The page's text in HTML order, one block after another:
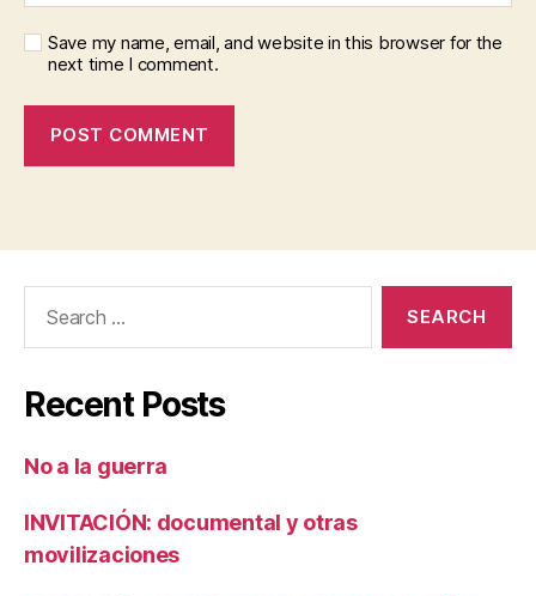
Save my name, email, and website in this browser for the
next time I comment.
Recent Posts
No a la guerra
INVITACIÓN: documental y otras
movilizaciones